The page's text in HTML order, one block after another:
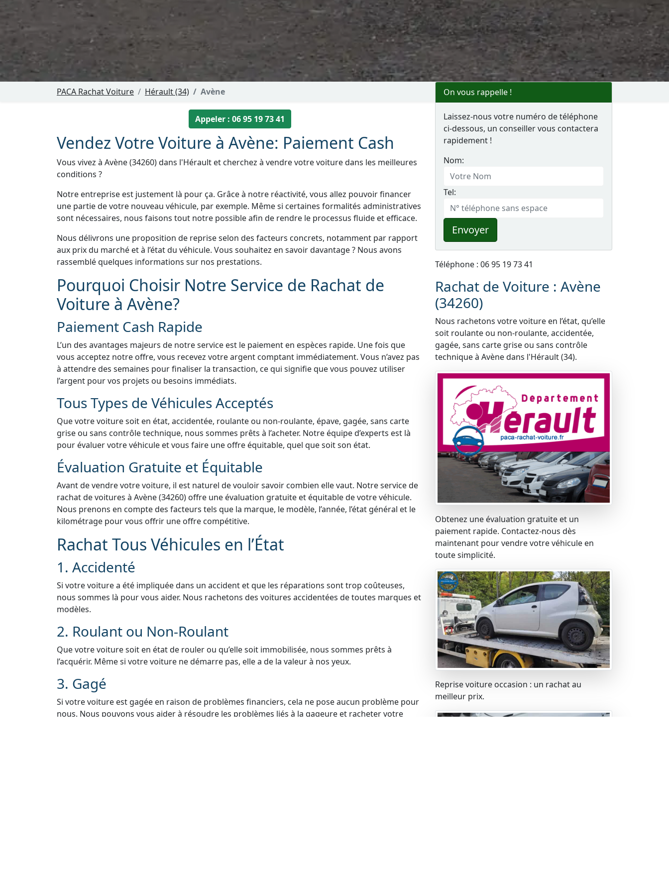
PACA Rachat Voiture Hérault (34) Avène
Appeler : 06 95 19 73 41
Vendez Votre Voiture à Avène: Paiement Cash
Vous vivez à Avène (34260) dans l'Hérault et cherchez à vendre votre voiture dans les meilleures
conditions ?
Notre entreprise est justement là pour ça. Grâce à notre réactivité, vous allez pouvoir financer
une partie de votre nouveau véhicule, par exemple. Même si certaines formalités administratives
sont nécessaires, nous faisons tout notre possible afin de rendre le processus fluide et efficace.
Nous délivrons une proposition de reprise selon des facteurs concrets, notamment par rapport
aux prix du marché et à l’état du véhicule. Vous souhaitez en savoir davantage ? Nous avons
rassemblé quelques informations sur nos prestations.
Pourquoi Choisir Notre Service de Rachat de
Voiture à Avène?
Paiement Cash Rapide
L’un des avantages majeurs de notre service est le paiement en espèces rapide. Une fois que
vous acceptez notre offre, vous recevez votre argent comptant immédiatement. Vous n’avez pas
à attendre des semaines pour finaliser la transaction, ce qui signifie que vous pouvez utiliser
l’argent pour vos projets ou besoins immédiats.
Tous Types de Véhicules Acceptés
Que votre voiture soit en état, accidentée, roulante ou non-roulante, épave, gagée, sans carte
grise ou sans contrôle technique, nous sommes prêts à l’acheter. Notre équipe d’experts est là
pour évaluer votre véhicule et vous faire une offre équitable, quel que soit son état.
Évaluation Gratuite et Équitable
Avant de vendre votre voiture, il est naturel de vouloir savoir combien elle vaut. Notre service de
rachat de voitures à Avène (34260) offre une évaluation gratuite et équitable de votre véhicule.
Nous prenons en compte des facteurs tels que la marque, le modèle, l’année, l’état général et le
kilométrage pour vous offrir une offre compétitive.
Rachat Tous Véhicules en l’État
1. Accidenté
Si votre voiture a été impliquée dans un accident et que les réparations sont trop coûteuses,
nous sommes là pour vous aider. Nous rachetons des voitures accidentées de toutes marques et
modèles.
2. Roulant ou Non-Roulant
Que votre voiture soit en état de rouler ou qu’elle soit immobilisée, nous sommes prêts à
l’acquérir. Même si votre voiture ne démarre pas, elle a de la valeur à nos yeux.
3. Gagé
Si votre voiture est gagée en raison de problèmes financiers, cela ne pose aucun problème pour
nous. Nous pouvons vous aider à résoudre les problèmes liés à la gageure et racheter votre
On vous rappelle !
Laissez-nous votre numéro de téléphone
ci-dessous, un conseiller vous contactera
rapidement !
Nom:
Tel:
Envoyer
Téléphone : 06 95 19 73 41
Rachat de Voiture : Avène
(34260)
Nous rachetons votre voiture en l’état, qu’elle
soit roulante ou non-roulante, accidentée,
gagée, sans carte grise ou sans contrôle
technique à Avène dans l'Hérault (34).
Obtenez une évaluation gratuite et un
paiement rapide. Contactez-nous dès
maintenant pour vendre votre véhicule en
toute simplicité.
Reprise voiture occasion : un rachat au
meilleur prix.